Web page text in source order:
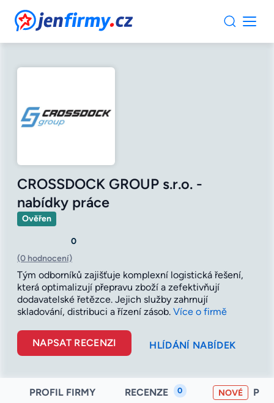
JenFirmy.cz
CROSSDOCK GROUP s.r.o. -
nabídky práce
Ověřen
0
(0 hodnocení)
Tým odborníků zajišťuje komplexní logistická řešení,
která optimalizují přepravu zboží a zefektivňují
dodavatelské řetězce. Jejich služby zahrnují
skladování, distribuci a řízení zásob. Více o firmě
NAPSAT RECENZI HLÍDÁNÍ NABÍDEK
PROFIL FIRMY RECENZE 0 NOVÉ